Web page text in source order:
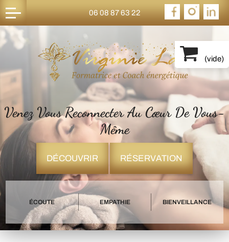
06 08 87 63 22
(vide)
Venez Vous Reconnecter Au Cœur De Vous-
Même
DÉCOUVRIR RÉSERVATION
ÉCOUTE EMPATHIE BIENVEILLANCE